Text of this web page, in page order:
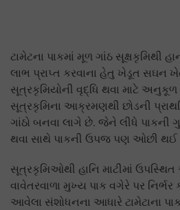
ટામેટના પાકમાં મૂળ ગાંઠ સૂક્ષકૃમિથી
લાભ પ્રાપ્ત કરવાના હેતુ ખેડૂત સઘન
સૂત્રકૃમિયોની વૃદ્ધિ થવા માટે
સૂત્રકૃમિના આક્રમણથી છોડની
ગાંઠો બનવા લાગે છે. જેને લીધે પાકની
થવા સાથે પાકની ઉપજ પણ ઓછી
સૂત્રકૃમિઓથી હાનિ માટીમાં
વાવેતરવાળા મુખ્ય પાક વગેરે પર નિર્ભર
આવેલા સંશોધનના આધારે ટામેટાના